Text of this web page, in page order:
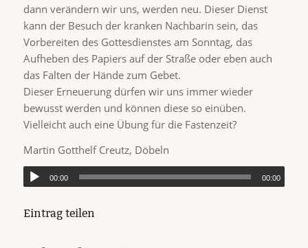
dann verändern wir uns, werden neu. Dieser Dienst
kann der Besuch der kranken Nachbarin sein, das
Vorbereiten des Gottesdienstes am Sonntag, das
Aufheben des Papiers auf der Straße oder eben auch
das Falten der Hände zum Gebet.
Dieser Erneuerung dürfen wir uns immer wieder
bewusst werden und können diese so einüben.
Vielleicht auch eine Übung für die Fastenzeit?
Martin Gotthelf Creutz, Döbeln
00:00 00:00
Eintrag teilen